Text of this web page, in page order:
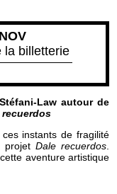
la billetterie
Law autour de
recuerdos
instants de fragilité
projet Dale recuerdos.
aventure artistique